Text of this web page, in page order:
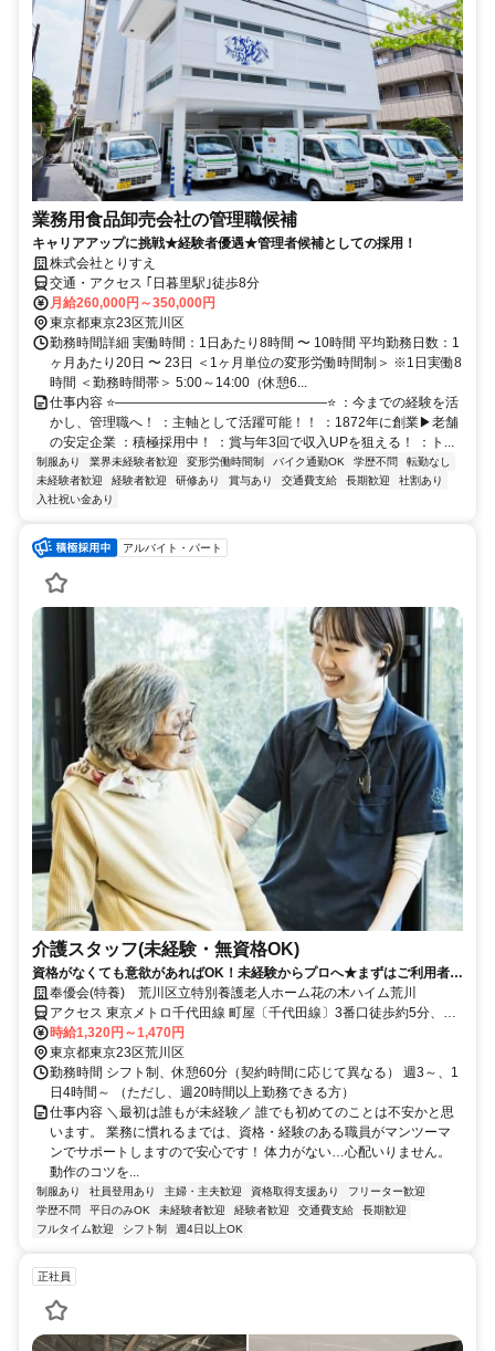
業務用食品卸売会社の管理職候補
キャリアアップに挑戦★経験者優遇★管理者候補としての採用！
株式会社とりすえ
交通・アクセス ｢日暮里駅｣徒歩8分
月給260,000円～350,000円
東京都東京23区荒川区
勤務時間詳細 実働時間：1日あたり8時間 〜 10時間 平均勤務日数：1
ヶ月あたり20日 〜 23日 ＜1ヶ月単位の変形労働時間制＞ ※1日実働8
時間 ＜勤務時間帯＞ 5:00～14:00（休憩6...
仕事内容 ⭐――――――――――――――――⭐ ：今までの経験を活
かし、管理職へ！ ：主軸として活躍可能！！ ：1872年に創業▶老舗
の安定企業 ：積極採用中！ ：賞与年3回で収入UPを狙える！ ：ト...
制服あり 業界未経験者歓迎 変形労働時間制 バイク通勤OK 学歴不問
転勤なし
未経験者歓迎
経験者歓迎 研修あり 賞与あり 交通費支給 長期歓迎
社割あり
入社祝い金あり
アルバイト・パート
介護スタッフ(未経験・無資格OK)
資格がなくても意欲があればOK！未経験からプロへ★まずはご利用者様
のお顔とお名前を覚えるところから始めましょう【♪】
奉優会(特養) 荒川区立特別養護老人ホーム花の木ハイム荒川
アクセス 東京メトロ千代田線 町屋〔千代田線〕3番口徒歩約5分、京
成本線 新三河島徒歩約5分、都電荒川線 町屋二丁目徒歩約6分
時給1,320円～1,470円
東京都東京23区荒川区
勤務時間 シフト制、休憩60分（契約時間に応じて異なる） 週3～、1
日4時間～ （ただし、週20時間以上勤務できる方）
仕事内容 ＼最初は誰もが未経験／ 誰でも初めてのことは不安かと思
います。 業務に慣れるまでは、資格・経験のある職員がマンツーマ
ンでサポートしますので安心です！ 体力がない…心配いりません。
動作のコツを...
制服あり 社員登用あり 主婦・主夫歓迎 資格取得支援あり
フリーター歓迎
学歴不問
平日のみOK 未経験者歓迎 経験者歓迎 交通費支給
長期歓迎
フルタイム歓迎
シフト制 週4日以上OK
正社員